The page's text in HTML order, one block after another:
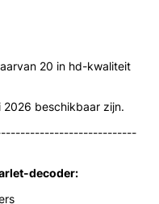
20 in hd-kwaliteit
2026 beschikbaar zijn.
decoder: